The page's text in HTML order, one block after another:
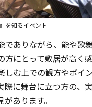
を知るイベント
でありながら、能や歌
方にとって敷居が高く
しむ上での観方やポイ
際に舞台に立つ方の、
あります。